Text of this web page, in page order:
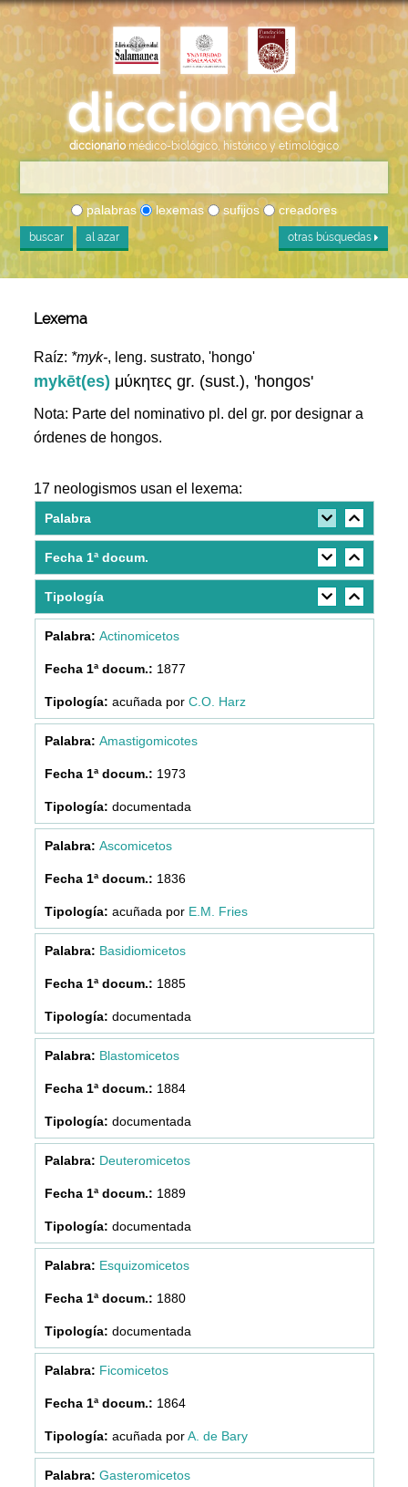
diccionario médico-biológico, histórico y etimológico
palabras lexemas sufijos creadores
buscar al azar otras búsquedas
Lexema
Raíz: *myk-, leng. sustrato, 'hongo'
mykēt(es) μύκητες gr. (sust.), 'hongos'
Nota: Parte del nominativo pl. del gr. por designar a
órdenes de hongos.
17 neologismos usan el lexema:
Palabra
Fecha 1ª docum.
Tipología
Actinomicetos
1877
acuñada por C.O. Harz
Amastigomicotes
1973
documentada
Ascomicetos
1836
acuñada por E.M. Fries
Basidiomicetos
1885
documentada
Blastomicetos
1884
documentada
Deuteromicetos
1889
documentada
Esquizomicetos
1880
documentada
Ficomicetos
1864
acuñada porA. de Bary
Gasteromicetos